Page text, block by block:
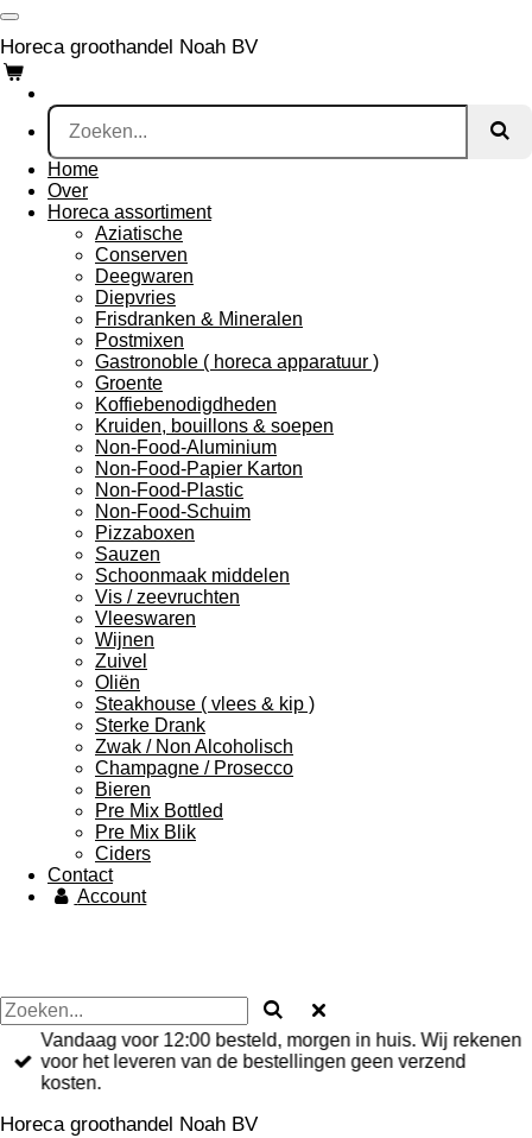
Ga
direct
naar
de
hoofdinhoud
Horeca groothandel Noah BV
Home
Over
Horeca assortiment
Aziatische
Conserven
Deegwaren
Diepvries
Frisdranken & Mineralen
Postmixen
Gastronoble ( horeca apparatuur )
Groente
Koffiebenodigdheden
Kruiden, bouillons & soepen
Non-Food-Aluminium
Non-Food-Papier Karton
Non-Food-Plastic
Non-Food-Schuim
Pizzaboxen
Sauzen
Schoonmaak middelen
Vis / zeevruchten
Vleeswaren
Wijnen
Zuivel
Oliën
Steakhouse ( vlees & kip )
Sterke Drank
Zwak / Non Alcoholisch
Champagne / Prosecco
Bieren
Pre Mix Bottled
Pre Mix Blik
Ciders
Contact
Account
Vandaag voor 12:00 besteld, morgen in huis. Wij rekenen
voor het leveren van de bestellingen geen verzend
kosten.
Horeca groothandel Noah BV